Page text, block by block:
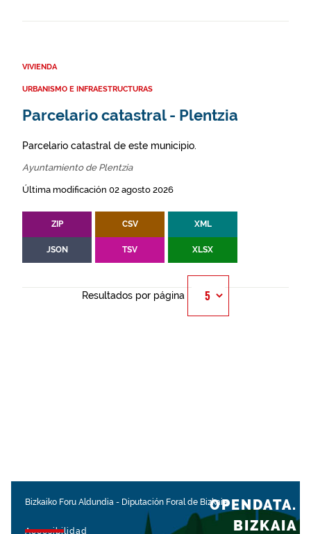
VIVIENDA
URBANISMO E INFRAESTRUCTURAS
Parcelario catastral - Plentzia
Parcelario catastral de este municipio.
Ayuntamiento de Plentzia
Última modificación 02 agosto 2026
ZIP CSV XML
JSON TSV XLSX
Resultados por página
Bizkaiko Foru Aldundia - Diputación Foral de Bizkaia
Accesibilidad
OPENDATA.
BIZKAIA